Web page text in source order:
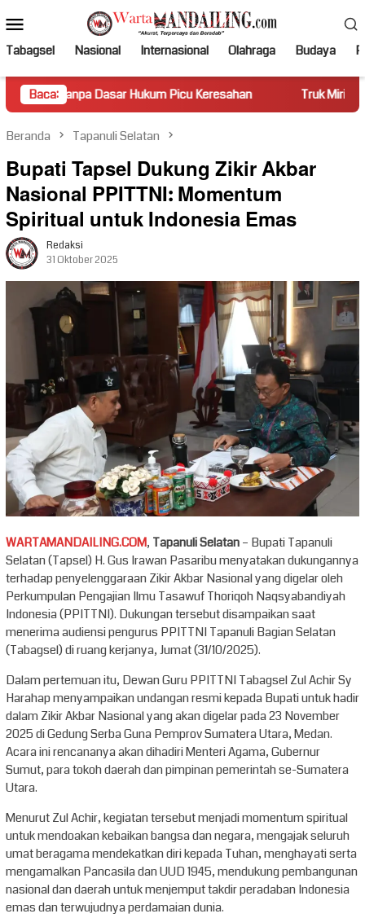
ke
kontenMobile
Tabagsel Nasional Internasional Olahraga Budaya
Baca:
Hukum Picu Keresahan Truk Miring Hambat Arus
Beranda Tapanuli Selatan
Bupati Tapsel Dukung Zikir Akbar
Nasional PPITTNI: Momentum
Spiritual untuk Indonesia Emas
Redaksi
31 Oktober 2025
WARTAMANDAILING.COM, Tapanuli Selatan– Bupati Tapanuli
Selatan (Tapsel) H. Gus Irawan Pasaribu menyatakan dukungannya
terhadap penyelenggaraan Zikir Akbar Nasional yang digelar oleh
Perkumpulan Pengajian Ilmu Tasawuf Thoriqoh Naqsyabandiyah
Indonesia (PPITTNI). Dukungan tersebut disampaikan saat
menerima audiensi pengurus PPITTNI Tapanuli Bagian Selatan
(Tabagsel) di ruang kerjanya, Jumat (31/10/2025).
Dalam pertemuan itu, Dewan Guru PPITTNI Tabagsel Zul Achir Sy
Harahap menyampaikan undangan resmi kepada Bupati untuk hadir
dalam Zikir Akbar Nasional yang akan digelar pada 23 November
2025 di Gedung Serba Guna Pemprov Sumatera Utara, Medan.
Acara ini rencananya akan dihadiri Menteri Agama, Gubernur
Sumut, para tokoh daerah dan pimpinan pemerintah se-Sumatera
Utara.
Menurut Zul Achir, kegiatan tersebut menjadi momentum spiritual
untuk mendoakan kebaikan bangsa dan negara, mengajak seluruh
umat beragama mendekatkan diri kepada Tuhan, menghayati serta
mengamalkan Pancasila dan UUD 1945, mendukung pembangunan
nasional dan daerah untuk menjemput takdir peradaban Indonesia
emas dan terwujudnya perdamaian dunia.